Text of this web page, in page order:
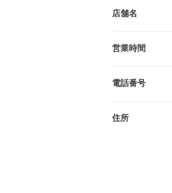
店舗名
営業時間
電話番号
住所